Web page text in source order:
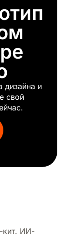
дизайна и
свой
кит. ИИ-